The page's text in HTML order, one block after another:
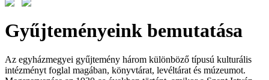
Gyűjteményeink bemutatása
Az egyházmegyei gyűjtemény három különböző típusú kulturális
intézményt foglal magában, könyvtárat, levéltárat és múzeumot.